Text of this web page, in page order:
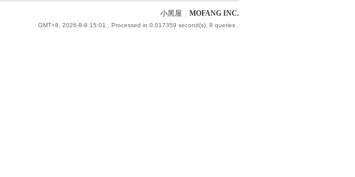
小黑屋 MOFANG INC.
GMT+8, 2026-8-8 15:01 , Processed in 0.017359 second(s), 9 queries .